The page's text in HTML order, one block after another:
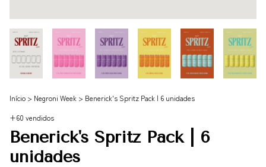
Início > Negroni Week > Benerick's Spritz Pack | 6 unidades
+60 vendidos
Benerick's Spritz Pack | 6
unidades